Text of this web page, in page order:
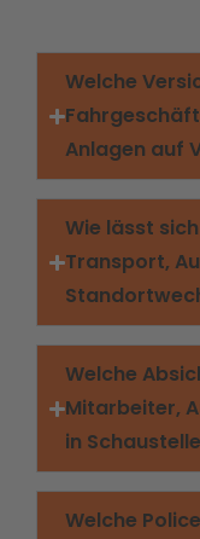
Welche
Anlagen auf
Wie lässt
Transport,
Welche
Mitarbeiter,
in
Welche